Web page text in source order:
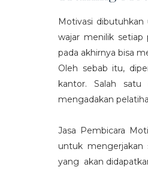
Motivasi
wajar menilik setiap
pada akhirnya bisa
Oleh sebab itu,
kantor. Salah
mengadakan
Jasa Pembicara
untuk mengerjakan
yang akan